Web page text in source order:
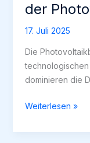
der
17. Juli 2025
Die
dominieren die
Bifaziale
und
Weiterlesen »